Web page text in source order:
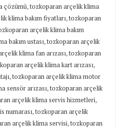
çözümü,tozkoparan arçelik klima
klima bakım fiyatları,tozkoparan
arçelik klima bakım
bakım ustası,tozkoparan arçelik
klima fan arızası,tozkoparan
arçelik klima kart arızası,
,tozkoparan arçelik klima motor
sensör arızası,tozkoparan arçelik
arçelik klima servis hizmetleri,
numarası,tozkoparan arçelik
arçelik klima servisi,tozkoparan